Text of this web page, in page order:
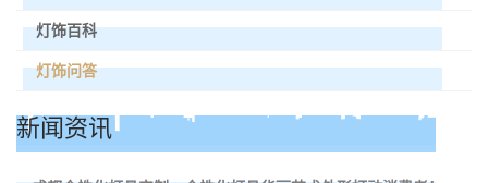
灯饰百科
灯饰问答
新闻资讯